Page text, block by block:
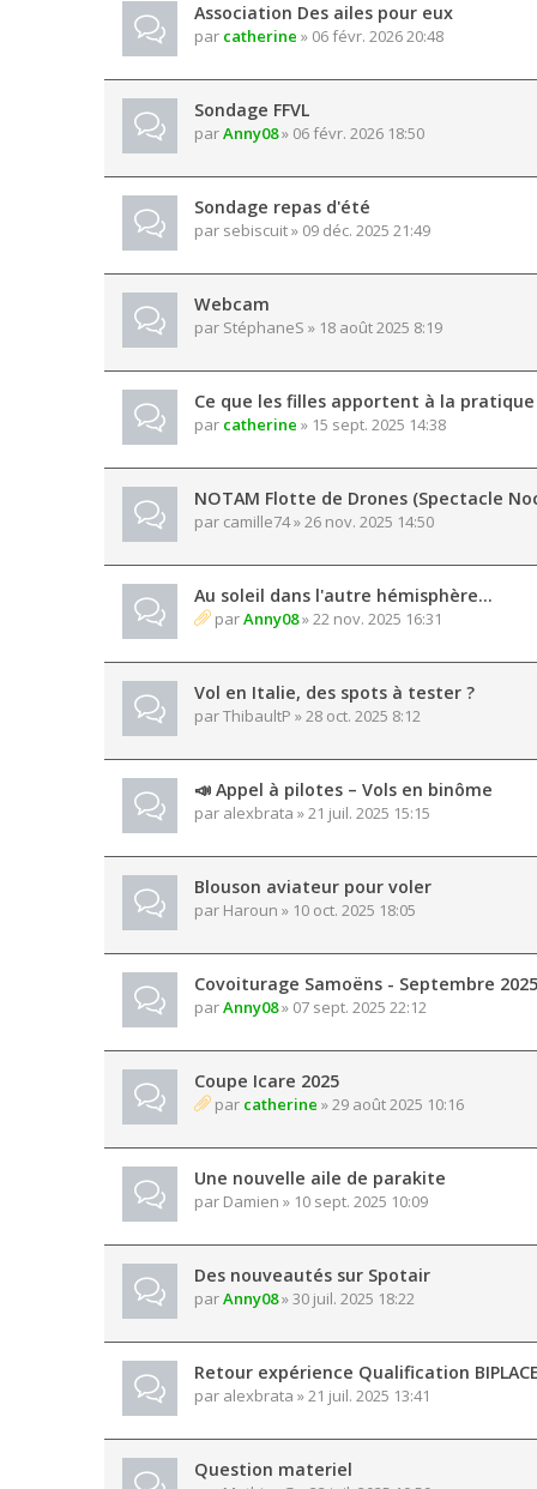
Association Des ailes pour eux
par catherine » 06 févr. 2026 20:48
Sondage FFVL
parAnny08» 06 févr. 2026 18:50
Sondage repas d'été
par sebiscuit» 09 déc. 2025 21:49
Webcam
par StéphaneS » 18 août 2025 8:19
Ce que les filles apportent à la
par catherine » 15 sept. 2025 14:38
NOTAM Flotte de Drones (Spectacle
par camille74» 26 nov. 2025 14:50
Au soleil dans l'autre hémisphère...
parAnny08» 22 nov. 2025 16:31
Vol en Italie, des spots à tester ?
parThibaultP » 28 oct. 2025 8:12
📣 Appel à pilotes – Vols en binôme
par alexbrata » 21 juil. 2025 15:15
Blouson aviateur pour voler
par Haroun » 10 oct. 2025 18:05
Covoiturage Samoëns - Septembre 2025
parAnny08» 07 sept. 2025 22:12
Coupe Icare 2025
par catherine » 29 août 2025 10:16
Une nouvelle aile de parakite
par Damien » 10 sept. 2025 10:09
Des nouveautés sur Spotair
parAnny08» 30 juil. 2025 18:22
Retour expérience Qualification BIPLACE
par alexbrata » 21 juil. 2025 13:41
Question materiel